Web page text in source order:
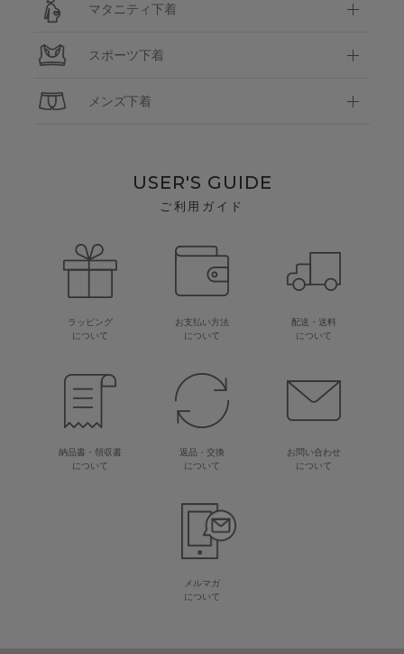
マタニティ下着
スポーツ下着
メンズ下着
USER'S GUIDE
ご利用ガイド
ラッピング
について
お支払い方法
について
配送・送料
について
納品書・領収書
について
返品・交換
について
お問い合わせ
について
メルマガ
について